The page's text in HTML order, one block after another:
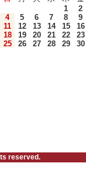
1
2
4
5 6 7 8
9
11
12 13 14 15
16
18
19 20 21 22
23
25
26 27 28 29 30
reserved.